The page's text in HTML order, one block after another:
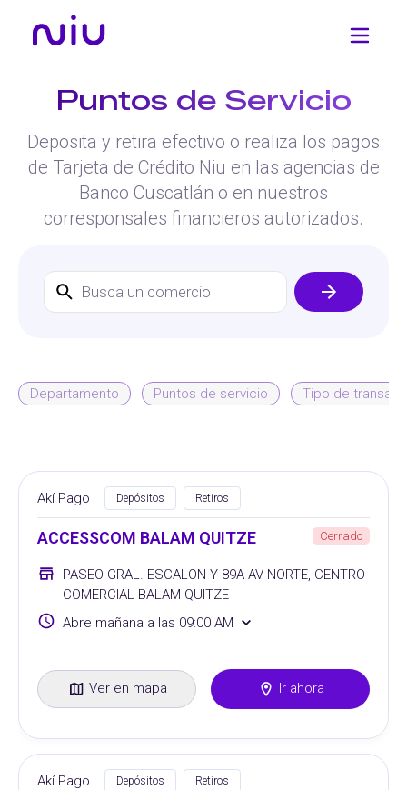
Puntos de Servicio
Deposita y retira efectivo o realiza los pagos
de Tarjeta de Crédito Niu en las agencias de
Banco Cuscatlán o en nuestros
corresponsales financieros autorizados.
Departamento Puntos de servicio Tipo de
Akí Pago Depósitos Retiros
ACCESSCOM BALAM QUITZE Cerrado
PASEO GRAL. ESCALON Y 89A AV NORTE, CENTRO
COMERCIAL BALAM QUITZE
Abre mañana a las 09:00 AM
Ver en mapa Ir ahora
Akí Pago Depósitos Retiros